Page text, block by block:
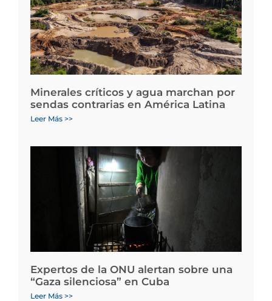
Minerales críticos y agua marchan por
sendas contrarias en América Latina
Leer Más >>
Expertos de la ONU alertan sobre una
“Gaza silenciosa” en Cuba
Leer Más >>